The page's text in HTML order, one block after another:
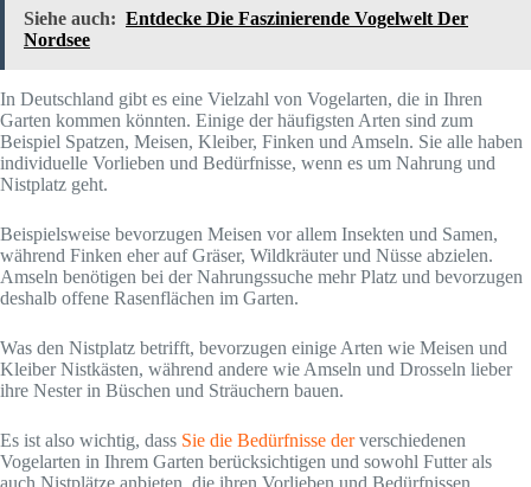
Siehe auch: Entdecke Die Faszinierende Vogelwelt Der
Nordsee
In Deutschland gibt es eine Vielzahl von Vogelarten, die in Ihren
Garten kommen könnten. Einige der häufigsten Arten sind zum
Beispiel Spatzen, Meisen, Kleiber, Finken und Amseln. Sie alle haben
individuelle Vorlieben und Bedürfnisse, wenn es um Nahrung und
Nistplatz geht.
Beispielsweise bevorzugen Meisen vor allem Insekten und Samen,
während Finken eher auf Gräser, Wildkräuter und Nüsse abzielen.
Amseln benötigen bei der Nahrungssuche mehr Platz und bevorzugen
deshalb offene Rasenflächen im Garten.
Was den Nistplatz betrifft, bevorzugen einige Arten wie Meisen und
Kleiber Nistkästen, während andere wie Amseln und Drosseln lieber
ihre Nester in Büschen und Sträuchern bauen.
Es ist also wichtig, dass Sie die Bedürfnisse derverschiedenen
Vogelarten in Ihrem Garten berücksichtigen und sowohl Futter als